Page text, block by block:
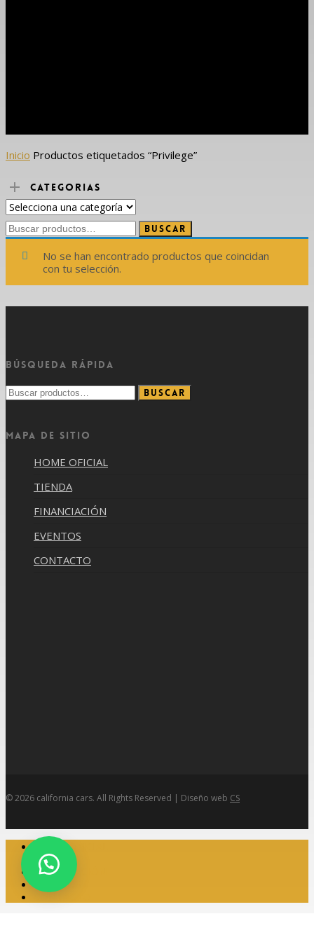
Inicio Productos etiquetados “Privilege”
CATEGORIAS
Buscar
por:
Buscar
No se han encontrado productos que coincidan
con tu selección.
Búsqueda rápida
Buscar
por:
Buscar
Mapa de sitio
HOME OFICIAL
TIENDA
FINANCIACIÓN
EVENTOS
CONTACTO
© 2026 california cars. All Rights Reserved | Diseño web CS
Close
Menu
HOME OFICIAL
TIENDA
FINANCIACIÓN
EVENTOS
CONTACTO